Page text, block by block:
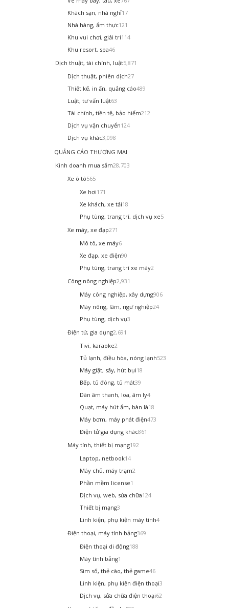
Khách sạn, nhà nghỉ17
Nhà hàng, ẩm thực121
Khu vui chơi, giải trí114
Khu resort, spa46
Dịch thuật, tài chính, luật5,871
Dịch thuật, phiên dịch27
Thiết kế, in ấn, quảng cáo489
Luật, tư vấn luật63
Tài chính, tiền tệ, bảo hiểm212
Dịch vụ vận chuyển124
Dịch vụ khác3,098
QUẢNG CÁO THƯƠNG MẠI
Kinh doanh mua sắm28,703
Xe ô tô565
Xe hơi171
Xe khách, xe tải18
Phụ tùng, trang trí, dịch vụ xe5
Xe máy, xe đạp271
Mô tô, xe máy6
Xe đạp, xe điện90
Phụ tùng, trang trí xe máy2
Công nông nghiệp2,931
Máy công nghiệp, xây dựng906
Máy nông, lâm, ngư nghiệp24
Phụ tùng, dịch vụ3
Điện tử, gia dụng2,691
Tivi, karaoke2
Tủ lạnh, điều hòa, nóng lạnh523
Máy giặt, sấy, hút bụi18
Bếp, tủ đông, tủ mát39
Dàn âm thanh, loa, âm ly4
Quạt, máy hút ẩm, bàn là18
Máy bơm, máy phát điện473
Điện tử gia dụng khác861
Máy tính, thiết bị mạng192
Laptop, netbook14
Máy chủ, máy trạm2
Phần mềm license1
Dịch vụ, web, sửa chữa124
Thiết bị mạng3
Linh kiện, phụ kiện máy tính4
Điện thoại, máy tính bảng369
Điện thoại di động188
Máy tính bảng1
Sim số, thẻ cào, thẻ game46
Linh kiện, phụ kiện điện thoại3
Dịch vụ, sửa chữa điện thoại62